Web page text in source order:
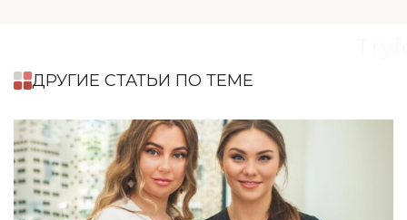
ДРУГИЕ СТАТЬИ ПО ТЕМЕ